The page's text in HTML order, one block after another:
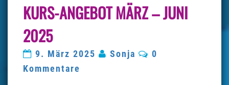
ANGEBOT
MÄRZ
KURS-ANGEBOT MÄRZ – JUNI
2025
9. März 2025 Sonja Kommentare
0
Kommentare